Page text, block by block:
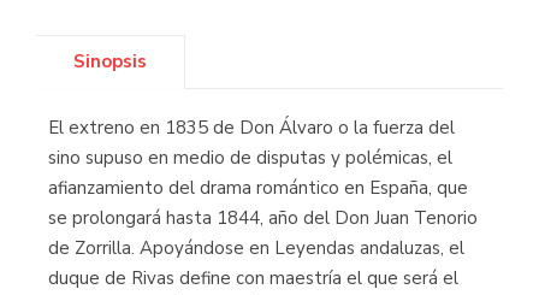
Sinopsis
El extreno en 1835 de Don Álvaro o la fuerza del
sino supuso en medio de disputas y polémicas, el
afianzamiento del drama romántico en España, que
se prolongará hasta 1844, año del Don Juan Tenorio
de Zorrilla. Apoyándose en Leyendas andaluzas, el
duque de Rivas define con maestría el que será el